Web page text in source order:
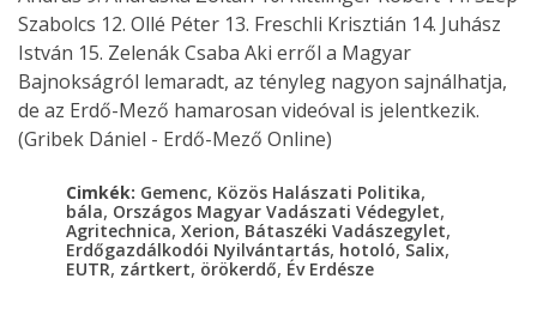
Szabolcs 12. Ollé Péter 13. Freschli Krisztián 14. Juhász
István 15. Zelenák Csaba Aki erről a Magyar
Bajnokságról lemaradt, az tényleg nagyon sajnálhatja,
de az Erdő-Mező hamarosan videóval is jelentkezik.
(Gribek Dániel - Erdő-Mező Online)
Cimkék: Gemenc, Közös Halászati Politika,
bála, Országos Magyar Vadászati Védegylet,
Agritechnica, Xerion, Bátaszéki Vadászegylet,
Erdőgazdálkodói Nyilvántartás, hotoló,Salix,
EUTR, zártkert, örökerdő, Év Erdésze